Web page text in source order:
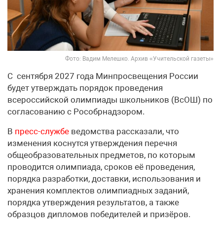
Фото: Вадим Мелешко. Архив «Учительской газеты»
С сентября 2027 года Минпросвещения России
будет утверждать порядок проведения
всероссийской олимпиады школьников (ВсОШ) по
согласованию с Рособрнадзором.
В пресс-службе ведомства рассказали, что
изменения коснутся утверждения перечня
общеобразовательных предметов, по которым
проводится олимпиада, сроков её проведения,
порядка разработки, доставки, использования и
хранения комплектов олимпиадных заданий,
порядка утверждения результатов, а также
образцов дипломов победителей и призёров.